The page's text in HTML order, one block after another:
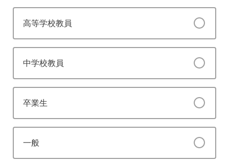
高等学校教員
中学校教員
卒業生
一般